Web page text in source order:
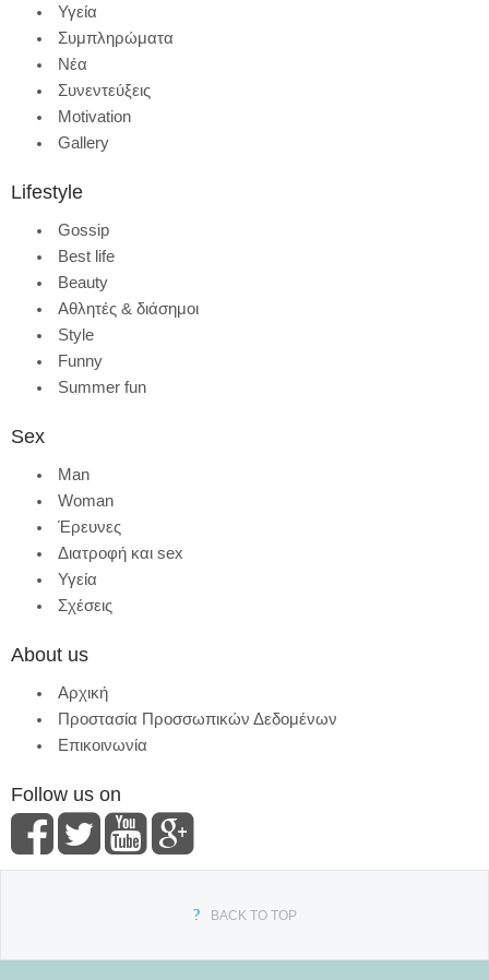
Υγεία
Συμπληρώματα
Νέα
Συνεντεύξεις
Motivation
Gallery
Lifestyle
Gossip
Best life
Beauty
Αθλητές & διάσημοι
Style
Funny
Summer fun
Sex
Man
Woman
Έρευνες
Διατροφή και sex
Υγεία
Σχέσεις
About us
Αρχική
Προστασία Προσσωπικών Δεδομένων
Επικοινωνία
Follow us on
BACK TO TOP